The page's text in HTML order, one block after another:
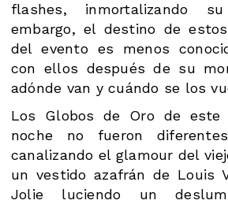
flashes, inmortalizando
embargo, el destino de
del evento es menos
con ellos después de su
adónde van y cuándo se los
Los Globos de Oro de este
noche no fueron
canalizando el glamour del
un vestido azafrán de Louis
Jolie luciendo un